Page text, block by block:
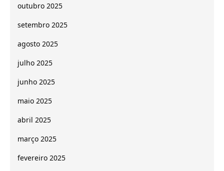
outubro 2025
setembro 2025
agosto 2025
julho 2025
junho 2025
maio 2025
abril 2025
março 2025
fevereiro 2025